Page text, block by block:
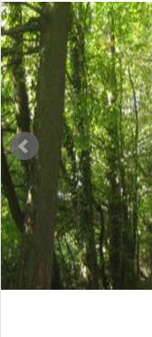
PROGRAMAS /
ÁREAS / DPTOS.
UBICACIÓN Y CONTACTO
INDICE DE INCENDIOS
SITIOS DE INTERÉS
GUIAS
CONTACTO